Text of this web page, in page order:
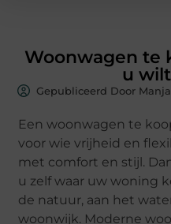
Woonwagen te
u
Gepubliceerd Door
Een woonwagen te
voor wie vrijheid en
met comfort en stijl.
u zelf waar uw woning
de natuur, aan het
woonwijk. Moderne